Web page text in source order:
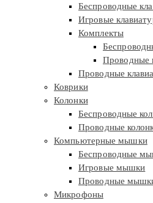
Беспроводные
Игровые
Комплекты
Проводные
Проводные
Коврики
Колонки
Беспроводные
Проводные
Компьютерные мышки
Беспроводные
Игровые мышки
Проводные
Микрофоны